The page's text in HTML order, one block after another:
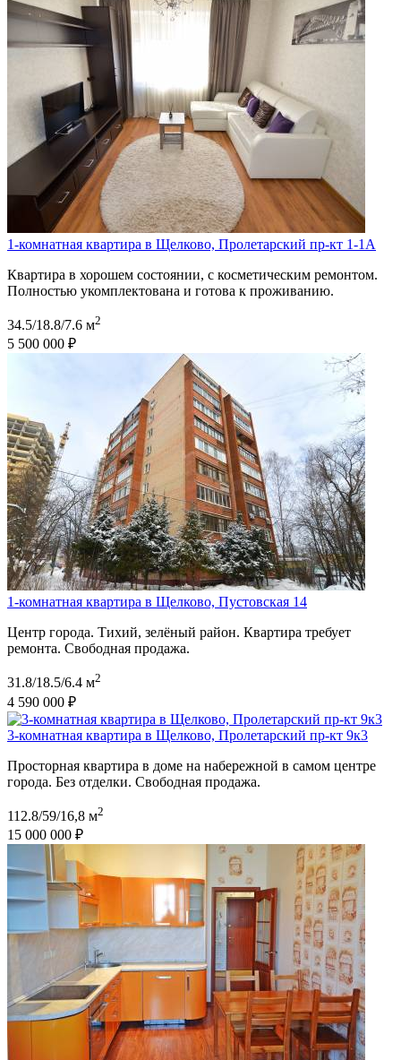
1-комнатная квартира в Щелково, Пролетарский пр-кт 1-1А
Квартира в хорошем состоянии, с косметическим ремонтом.
Полностью укомплектована и готова к проживанию.
34.5/18.8/7.6 м2
5 500 000 ₽
1-комнатная квартира в Щелково, Пустовская 14
Центр города. Тихий, зелёный район. Квартира требует
ремонта. Свободная продажа.
31.8/18.5/6.4 м2
4 590 000 ₽
3-комнатная квартира в Щелково, Пролетарский пр-кт 9к3
Просторная квартира в доме на набережной в самом центре
города. Без отделки. Свободная продажа.
112.8/59/16,8 м2
15 000 000 ₽